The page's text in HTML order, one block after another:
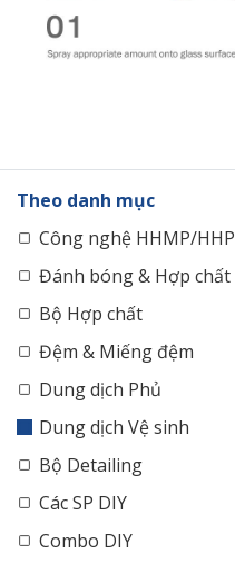
Theo danh mục
Công nghệ HHMP/HHP
Đánh bóng & Hợp chất
Bộ Hợp chất
Đệm & Miếng đệm
Dung dịch Phủ
Dung dịch Vệ sinh
Bộ Detailing
Các SP DIY
Combo DIY